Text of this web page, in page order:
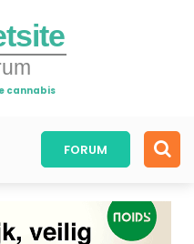
cannabis
FORUM